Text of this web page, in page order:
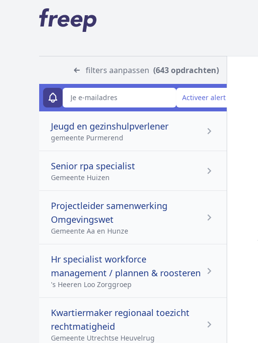
filters aanpassen (643 opdrachten)
E-mailadres
Activeer alert
Jeugd en gezinshulpverlener
gemeente Purmerend
Senior rpa specialist
Gemeente Huizen
Projectleider samenwerking
Omgevingswet
Gemeente Aa en Hunze
Hr specialist workforce
management / plannen & roosteren
's Heeren Loo Zorggroep
Kwartiermaker regionaal toezicht
rechtmatigheid
Gemeente Utrechtse Heuvelrug